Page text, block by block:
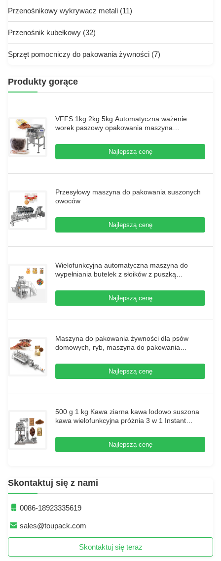
Przenośnikowy wykrywacz metali (11)
Przenośnik kubełkowy (32)
Sprzęt pomocniczy do pakowania żywności (7)
Produkty gorące
VFFS 1kg 2kg 5kg Automatyczna ważenie
worek paszowy opakowania maszyna
dla drobiu
Najlepszą cenę
Przesyłowy maszyna do pakowania suszonych
owoców
Najlepszą cenę
Wielofunkcyjna automatyczna maszyna do
wypełniania butelek z słoików z puszką
Najlepszą cenę
Maszyna do pakowania żywności dla psów
domowych, ryb, maszyna do pakowania
pakowania żywności na pelety
Najlepszą cenę
500 g 1 kg Kawa ziarna kawa lodowo suszona
kawa wielofunkcyjna próżnia 3 w 1 Instant
Najlepszą cenę
Skontaktuj się z nami
0086-18923335619
sales@toupack.com
Skontaktuj się teraz